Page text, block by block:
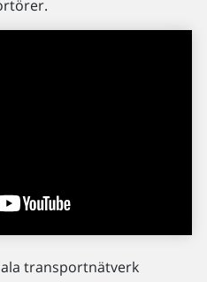
transportnätverk